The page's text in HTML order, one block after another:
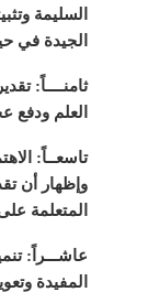
السليمة
الجيدة في
ثامنــــاً:
العلم ودفع
تاسعــاً:
وإظهار أن
المتعلمة
عاشـــراً:
المفيدة